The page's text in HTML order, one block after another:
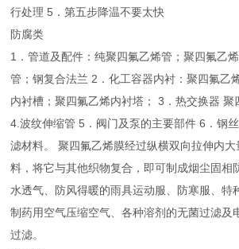
行处理 5．第五步降温不要太快
防腐类
1．管道及配件：纯聚四氟乙烯管；聚四氟乙
管；钢复合法兰 2．化工容器内衬：聚四氟乙
内衬槽；聚四氟乙烯内衬塔； 3．热交换器 聚
4.波纹伸缩管 5．阀门及泵的主要部件 6．钢
滤材料。 聚四氟乙烯膜经过纵横双向拉伸内
料，将它与其他织物复合，即可制成烟尘固相
水透气、防风得暖的雨具运动服、防寒服、特
制药用空气压缩空气、各种溶剂的无菌过滤及
过滤。